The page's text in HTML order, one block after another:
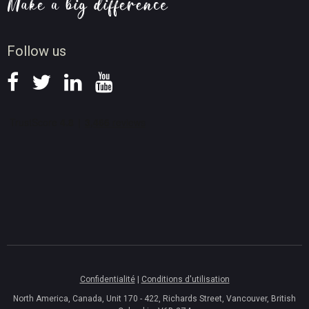
Follow us
Conseils d'enregistrement d'écran
Confidentialité|
Conditions d'utilisation
North America, Canada, Unit 170 - 422, Richards Street, Vancouver, British